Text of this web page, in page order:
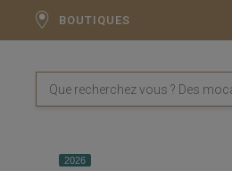
BOUTIQUES
2026